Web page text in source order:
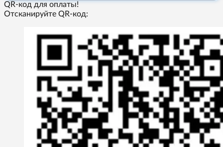
QR-код для оплаты!
Отсканируйте QR-код: